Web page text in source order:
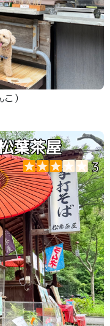
）
葉茶屋
3